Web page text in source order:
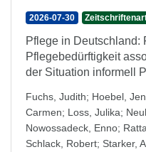
2026-07-30
Pflege in Deutschland:
Pflegebedürftigkeit
der Situation informell
Fuchs, Judith; Hoebel,
Carmen; Loss, Julika;
Nowossadeck, Enno;
Schlack, Robert; Starker,